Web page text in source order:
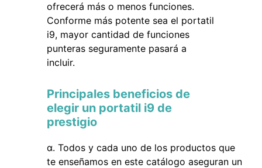
ofrecerá más o menos funciones.
Conforme más potente sea el portatil
i9, mayor cantidad de funciones
punteras seguramente pasará a
incluir.
Principales beneficios de
elegir un portatil i9 de
prestigio
Todos y cada uno de los productos que
te enseñamos en este catálogo aseguran un